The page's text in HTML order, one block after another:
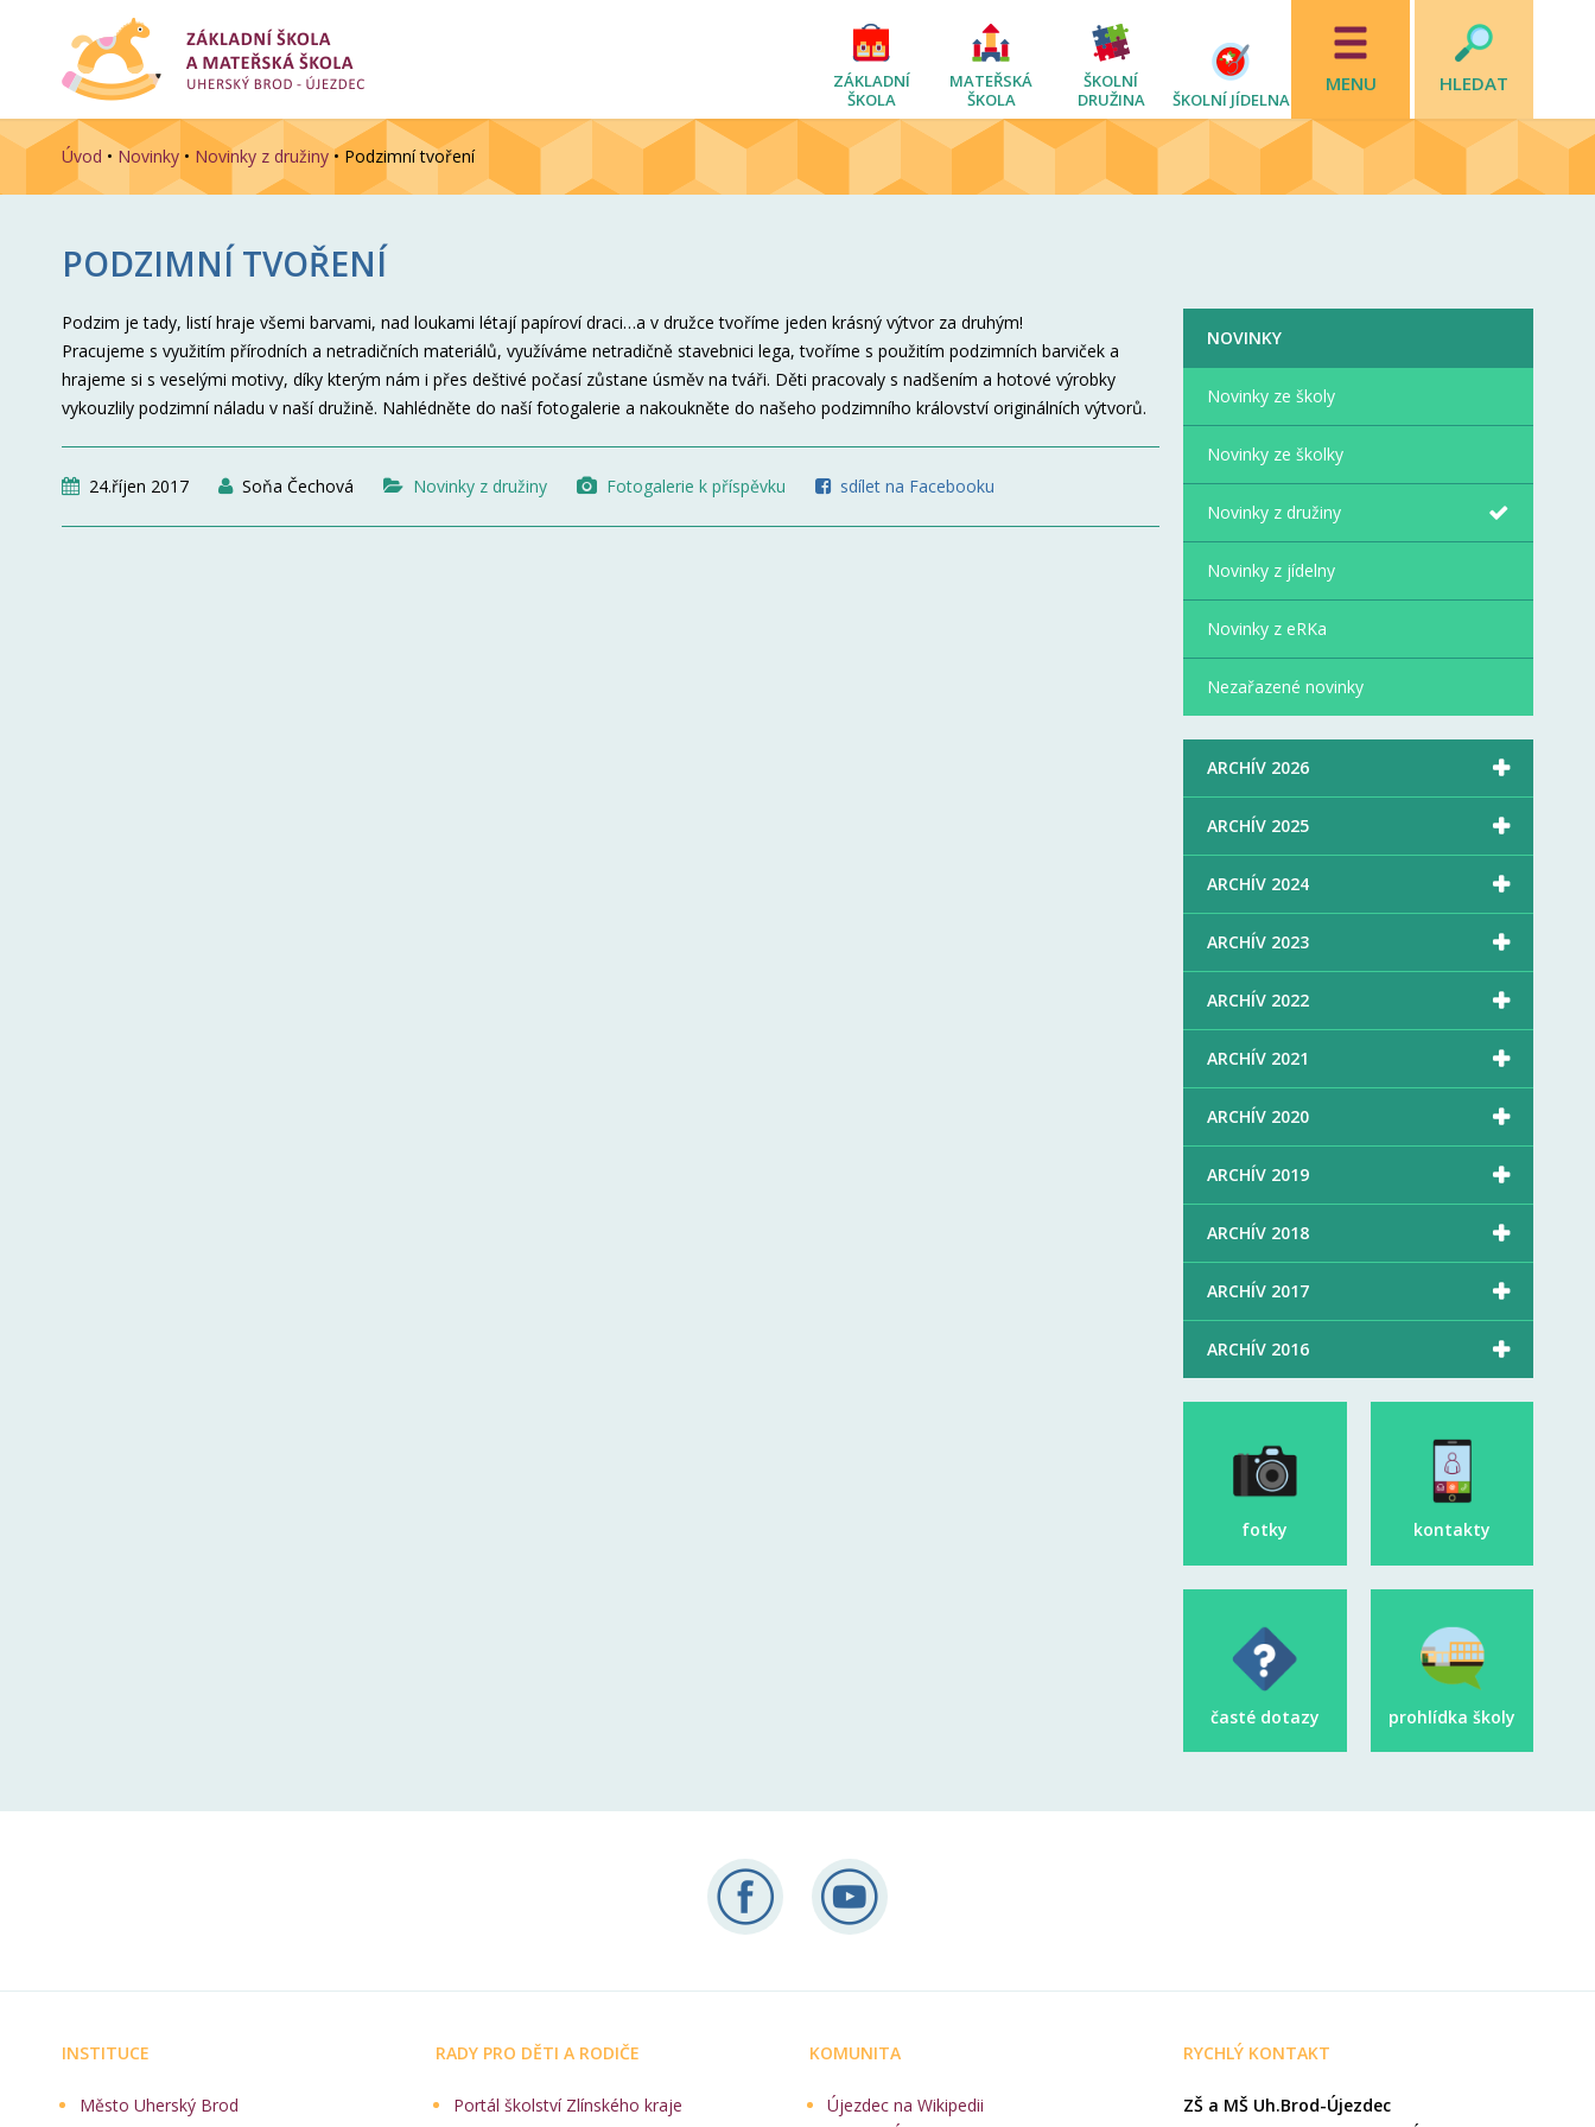
ZÁKLADNÍ
ŠKOLA
MATEŘSKÁ
ŠKOLA
ŠKOLNÍ
DRUŽINA
ŠKOLNÍ JÍDELNA
MENU HLEDAT
Úvod • Novinky • Novinky z družiny• Podzimní tvoření
PODZIMNÍ TVOŘENÍ
Podzim je tady, listí hraje všemi barvami, nad loukami létají papíroví draci…a v družce tvoříme jeden krásný výtvor za druhým!
Pracujeme s využitím přírodních a netradičních materiálů, využíváme netradičně stavebnici lega, tvoříme s použitím podzimních barviček a
hrajeme si s veselými motivy, díky kterým nám i přes deštivé počasí zůstane úsměv na tváři. Děti pracovaly s nadšením a hotové výrobky
vykouzlily podzimní náladu v naší družině. Nahlédněte do naší fotogalerie a nakoukněte do našeho podzimního království originálních výtvorů.
24.říjen 2017 Soňa Čechová Novinky z družiny Fotogalerie k příspěvku sdílet na Facebooku
NOVINKY
Novinky ze školy
Novinky ze školky
Novinky z družiny
Novinky z jídelny
Novinky z eRKa
Nezařazené novinky
ARCHÍV 2026 
ARCHÍV 2025 
ARCHÍV 2024 
ARCHÍV 2023 
ARCHÍV 2022 
ARCHÍV 2021 
ARCHÍV 2020 
ARCHÍV 2019 
ARCHÍV 2018 
ARCHÍV 2017 
ARCHÍV 2016 
fotky kontakty
časté dotazy prohlídka školy
INSTITUCE
Město Uherský Brod
RADY PRO DĚTI A RODIČE
Portál školství Zlínského kraje
KOMUNITA
Újezdec na Wikipedii
RYCHLÝ KONTAKT
ZŠ a MŠ Uh.Brod-Újezdec